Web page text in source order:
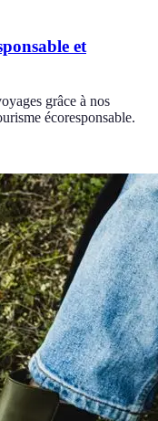
et
grâce à nos
écoresponsable.